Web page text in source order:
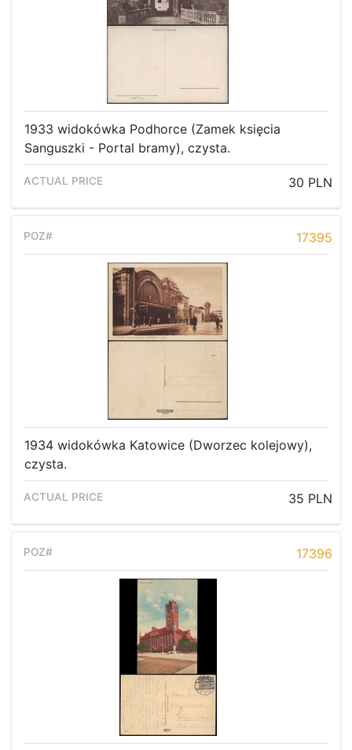
1933 widokówka Podhorce (Zamek księcia
Sanguszki - Portal bramy), czysta.
30 PLN
17395
1934 widokówka Katowice (Dworzec kolejowy),
czysta.
35 PLN
17396